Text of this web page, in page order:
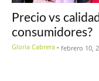
Precio vs
consumidores?
Gloria Cabrera - febrero 10,